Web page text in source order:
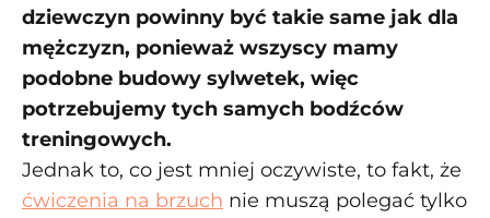
dziewczyn powinny być takie same jak dla
mężczyzn, ponieważ wszyscy mamy
podobne budowy sylwetek, więc
potrzebujemy tych samych bodźców
treningowych.
Jednak to, co jest mniej oczywiste, to fakt, że
ćwiczenia na brzuch nie muszą polegać tylko